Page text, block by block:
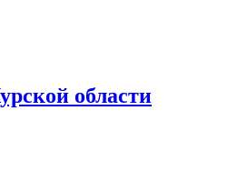
области